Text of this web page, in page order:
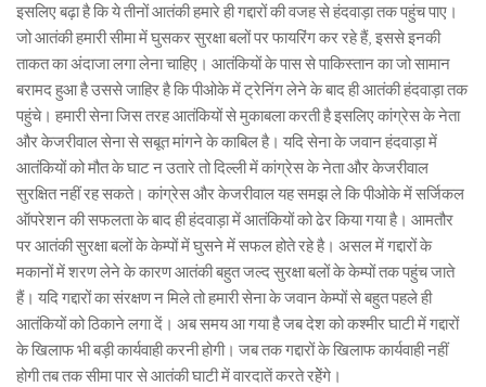
इसलिए बढ़ा है कि ये तीनों आतंकी हमारे ही गद्दारों की वजह से हंदवाड़ा तक पहुंच पाए।
जो आतंकी हमारी सीमा में घुसकर सुरक्षा बलों पर फायरिंग कर रहे हैं, इससे इनकी
ताकत का अंदाजा लगा लेना चाहिए। आतंकियों के पास से पाकिस्तान का जो सामान
बरामद हुआ है उससे जाहिर है कि पीओके में ट्रेनिंग लेने के बाद ही आतंकी हंदवाड़ा तक
पहुंचे। हमारी सेना जिस तरह आतंकियों से मुकाबला करती है इसलिए कांग्रेस के नेता
और केजरीवाल सेना से सबूत मांगने के काबिल है। यदि सेना के जवान हंदवाड़ा में
आतंकियों को मौत के घाट न उतारे तो दिल्ली में कांग्रेस के नेता और केजरीवाल
सुरक्षित नहीं रह सकते। कांग्रेस और केजरीवाल यह समझ ले कि पीओके में सर्जिकल
ऑपरेशन की सफलता के बाद ही हंदवाड़ा में आतंकियों को ढेर किया गया है। आमतौर
पर आतंकी सुरक्षा बलों के केम्पों में घुसने में सफल होते रहे है। असल में गद्दारों के
मकानों में शरण लेने के कारण आतंकी बहुत जल्द सुरक्षा बलों के केम्पों तक पहुंच जाते
हैं। यदि गद्दारों का संरक्षण न मिले तो हमारी सेना के जवान केम्पों से बहुत पहले ही
आतंकियों को ठिकाने लगा दें। अब समय आ गया है जब देश को कश्मीर घाटी में गद्दारों
के खिलाफ भी बड़ी कार्यवाही करनी होगी। जब तक गद्दारों के खिलाफ कार्यवाही नहीं
होगी तब तक सीमा पार से आतंकी घाटी में वारदातें करते रहेेंगे।